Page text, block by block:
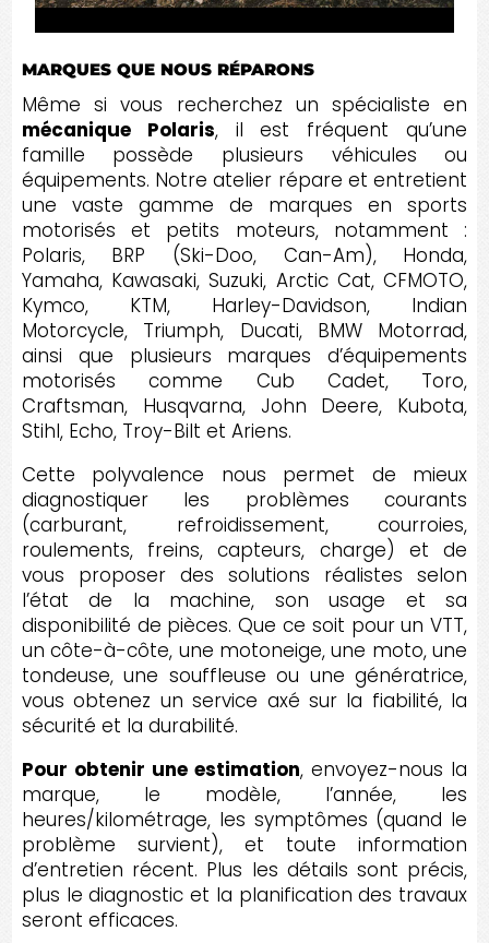
MARQUES QUE NOUS RÉPARONS
Même si vous recherchez un spécialiste en
mécanique Polaris, il est fréquent qu’une
famille possède plusieurs véhicules ou
équipements. Notre atelier répare et entretient
une vaste gamme de marques en sports
motorisés et petits moteurs, notamment :
Polaris, BRP (Ski-Doo, Can-Am), Honda,
Yamaha, Kawasaki, Suzuki, Arctic Cat, CFMOTO,
Kymco, KTM, Harley-Davidson, Indian
Motorcycle, Triumph, Ducati, BMW Motorrad,
ainsi que plusieurs marques d’équipements
motorisés comme Cub Cadet, Toro,
Craftsman, Husqvarna, John Deere, Kubota,
Stihl, Echo, Troy-Bilt et Ariens.
Cette polyvalence nous permet de mieux
diagnostiquer les problèmes courants
(carburant, refroidissement, courroies,
roulements, freins, capteurs, charge) et de
vous proposer des solutions réalistes selon
l’état de la machine, son usage et sa
disponibilité de pièces. Que ce soit pour un VTT,
un côte-à-côte, une motoneige, une moto, une
tondeuse, une souffleuse ou une génératrice,
vous obtenez un service axé sur la fiabilité, la
sécurité et la durabilité.
Pour obtenir une estimation, envoyez-nous la
marque, le modèle, l’année, les
heures/kilométrage, les symptômes (quand le
problème survient), et toute information
d’entretien récent. Plus les détails sont précis,
plus le diagnostic et la planification des travaux
seront efficaces.